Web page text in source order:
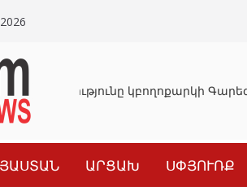
կբողոքարկի
ԱՐՑԱԽ ՍՓՅՈՒՌՔ